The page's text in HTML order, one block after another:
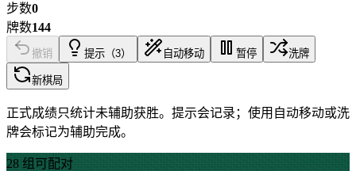
步数0
牌数144
撤销 提示（3） 自动移动 暂停 洗牌
新棋局
正式成绩只统计未辅助获胜。提示会记录；使用自动移动或洗
牌会标记为辅助完成。
28 组可配对